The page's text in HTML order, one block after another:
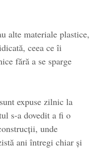
alte materiale plastice,
ceea ce îi
fără a se sparge
expuse zilnic la
s-a dovedit a fi o
unde
ani întregi chiar și